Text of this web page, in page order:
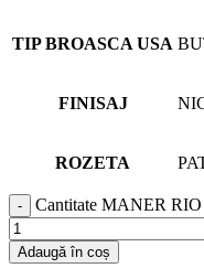
TIP BROASCA USA
FINISAJ
ROZETA
Cantitate MANER
Adaugă în coș